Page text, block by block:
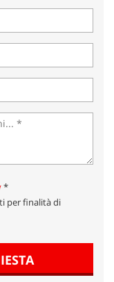
*
per finalità di